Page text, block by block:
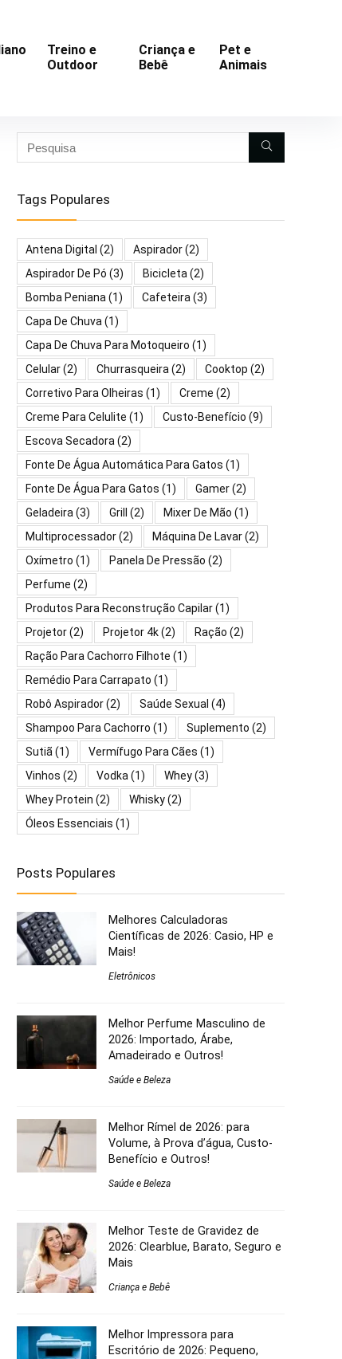
Treino e
Outdoor
Criança e
Bebê
Pet e
Animais
Tags Populares
Antena Digital (2) Aspirador(2)
Aspirador De Pó (3) Bicicleta (2)
Bomba Peniana (1) Cafeteira (3)
Capa De Chuva (1)
Capa De Chuva Para Motoqueiro (1)
Celular(2) Churrasqueira (2) Cooktop (2)
Corretivo Para Olheiras (1) Creme (2)
Creme Para Celulite (1) Custo-Benefício (9)
Escova Secadora (2)
Fonte De Água Automática Para Gatos (1)
Fonte De Água Para Gatos (1) Gamer(2)
Geladeira (3) Grill (2) Mixer De Mão (1)
Multiprocessador(2) Máquina De Lavar(2)
Oxímetro (1) Panela De Pressão (2)
Perfume (2)
Produtos Para Reconstrução Capilar(1)
Projetor(2) Projetor 4k(2) Ração (2)
Ração Para Cachorro Filhote (1)
Remédio Para Carrapato (1)
Robô Aspirador(2) Saúde Sexual (4)
Shampoo Para Cachorro (1) Suplemento (2)
Sutiã (1) Vermífugo Para Cães (1)
Vinhos (2) Vodka (1) Whey(3)
Whey Protein (2) Whisky(2)
Óleos Essenciais (1)
Posts Populares
Melhores Calculadoras
Científicas de 2026: Casio, HP e
Mais!
Eletrônicos
Melhor Perfume Masculino de
2026: Importado, Árabe,
Amadeirado e Outros!
Saúde e Beleza
Melhor Rímel de 2026: para
Volume, à Prova d’água, Custo-
Benefício e Outros!
Saúde e Beleza
Melhor Teste de Gravidez de
2026: Clearblue, Barato, Seguro e
Mais
Criança e Bebê
Melhor Impressora para
Escritório de 2026: Pequeno,